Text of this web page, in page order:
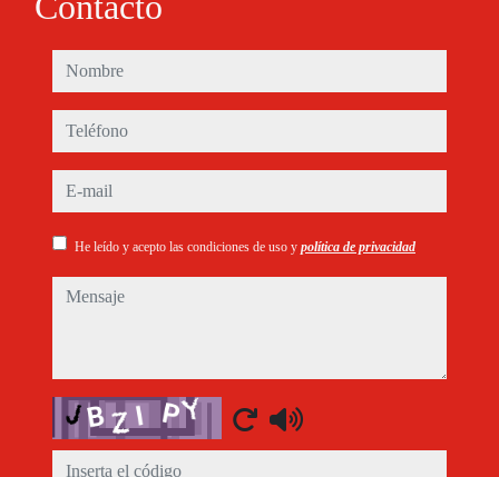
nombre
teléfono
e-mail
He leído y acepto las condiciones de uso y política de privacidad
mensaje
Captcha